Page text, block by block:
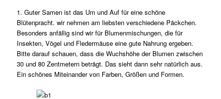
1. Guter Samen ist das Um und Auf für eine schöne
Blütenpracht. wir nehmen am liebsten verschiedene Päckchen.
Besonders anfällig sind wir für Blumenmischungen, die für
Insekten, Vögel und Fledermäuse eine gute Nahrung ergeben.
Bitte darauf schauen, dass die Wuchshöhe der Blumen zwischen
30 und 80 Zentmetern beträgt. Das sieht dann sehr natürlich aus.
Ein schönes Miteinander von Farben, Größen und Formen.